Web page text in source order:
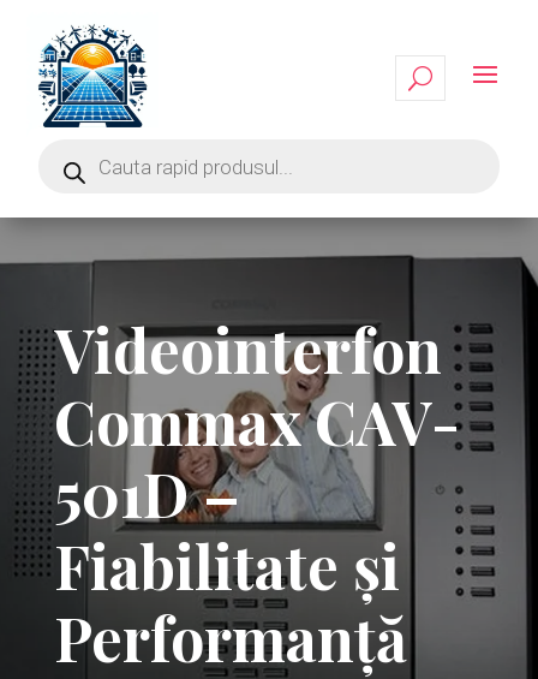
Videointerfon
Commax CAV-
501D –
Fiabilitate și
Performanță